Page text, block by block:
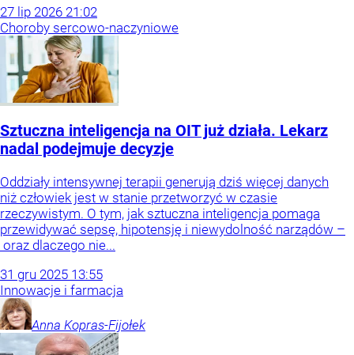
27 lip 2026 21:02
Choroby sercowo-naczyniowe
Sztuczna inteligencja na OIT już działa. Lekarz
nadal podejmuje decyzje
Oddziały intensywnej terapii generują dziś więcej danych
niż człowiek jest w stanie przetworzyć w czasie
rzeczywistym. O tym, jak sztuczna inteligencja pomaga
przewidywać sepsę, hipotensję i niewydolność narządów –
oraz dlaczego nie...
31 gru 2025 13:55
Innowacje i farmacja
Anna Kopras-Fijołek